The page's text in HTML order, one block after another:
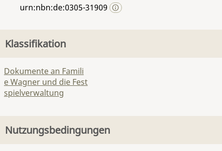
urn:nbn:de:0305-31909
Klassifikation
Dokumente an Famili
e Wagner und die Fest
spielverwaltung
Nutzungsbedingungen